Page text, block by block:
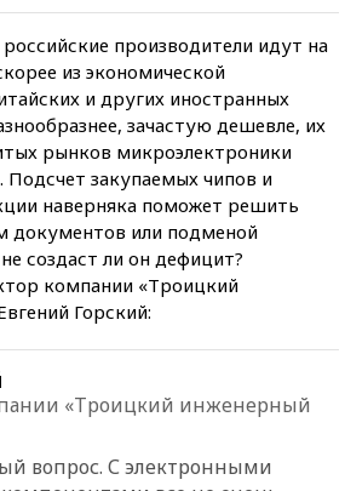
производители идут на
из экономической
и других иностранных
зачастую дешевле, их
рынков микроэлектроники
Подсчет закупаемых чипов и
наверняка поможет решить
документов или подменой
создаст ли он дефицит?
компании «Троицкий
Горский:
«Троицкий инженерный
вопрос. С электронными